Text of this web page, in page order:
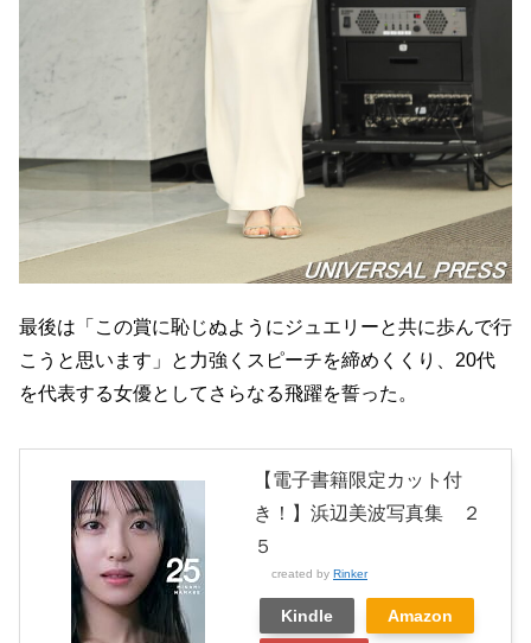
最後は「この賞に恥じぬようにジュエリーと共に歩んで行
こうと思います」と力強くスピーチを締めくくり、20代
を代表する女優としてさらなる飛躍を誓った。
【電子書籍限定カット付
き！】浜辺美波写真集 ２
５
created by Rinker
Kindle Amazon